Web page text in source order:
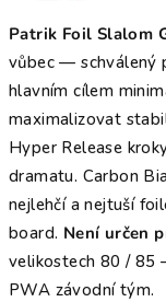
Patrik Foil Slalom
vůbec — schválený
hlavním cílem
maximalizovat
Hyper Release
dramatu. Carbon
nejlehčí a nejtuší
board. Není určen
velikostech 80 / 85
PWA závodní tým.